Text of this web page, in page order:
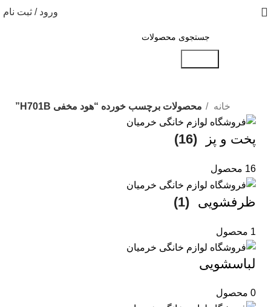
ورود / ثبت نام
خانه محصولات برچسب خورده “هود مخفی H701B”
پخت و پز (16)
16 محصول
ظرفشویی (1)
1 محصول
لباسشویی
0 محصول